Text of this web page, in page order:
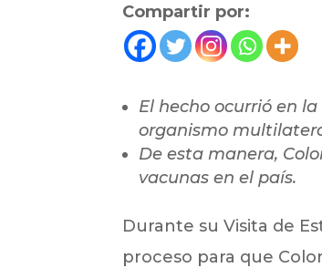
Compartir por:
El hecho ocurrió en
organismo
De esta manera,
vacunas en el país.
Durante su Visita de
proceso para que